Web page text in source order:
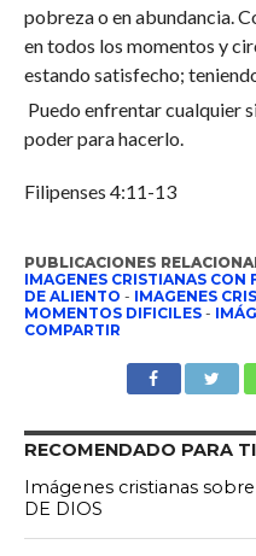
pobreza o en abundancia.
en todos los momentos y
estando satisfecho;
Puedo enfrentar cualquier
poder para hacerlo.
Filipenses 4:11-13
PUBLICACIONES
IMAGENES CRISTIANAS CON
DE ALIENTO - IMAGENES
MOMENTOS DIFICILES-
COMPARTIR
RECOMENDADO PARA TI
Imágenes cristianas sobre
DE DIOS